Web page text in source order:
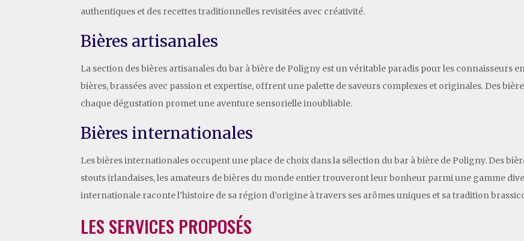
authentiques et des recettes traditionnelles revisitées avec créativité.
Bières artisanales
La section des bières artisanales du bar à bière de Poligny est un véritable paradis pour les connaisseurs
bières, brassées avec passion et expertise, offrent une palette de saveurs complexes et originales. Des
chaque dégustation promet une aventure sensorielle inoubliable.
Bières internationales
Les bières internationales occupent une place de choix dans la sélection du bar à bière de Poligny. Des
stouts irlandaises, les amateurs de bières du monde entier trouveront leur bonheur parmi une gamme
internationale raconte l’histoire de sa région d’origine à travers ses arômes uniques et sa tradition
LES SERVICES PROPOSÉS